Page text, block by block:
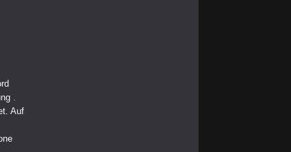
.
Auf